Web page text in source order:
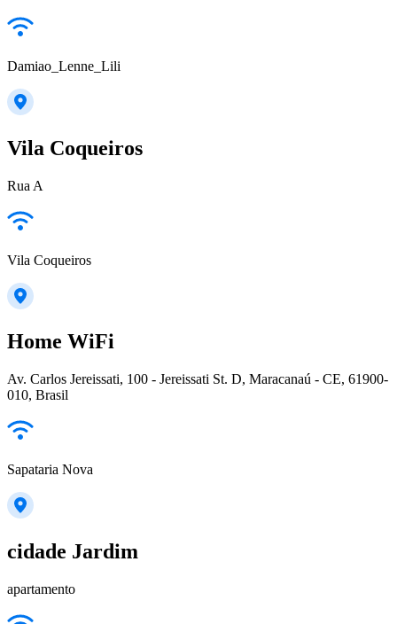
Damiao_Lenne_Lili
Vila Coqueiros
Rua A
Vila Coqueiros
Home WiFi
Av. Carlos Jereissati, 100 - Jereissati St. D, Maracanaú - CE, 61900-
010, Brasil
Sapataria Nova
cidade Jardim
apartamento